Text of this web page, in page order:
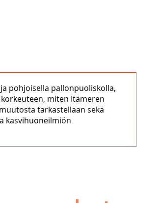
pohjoisella pallonpuoliskolla,
miten Itämeren
tarkastellaan sekä
kasvihuoneilmiön